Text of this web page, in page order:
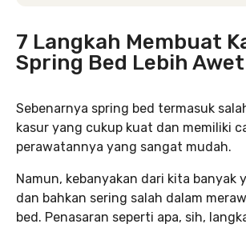
7 Langkah Membuat
Spring Bed Lebih Awet
Sebenarnya spring bed termasuk
kasur yang cukup kuat dan memiliki
perawatannya yang sangat mudah.
Namun, kebanyakan dari kita banyak
dan bahkan sering salah dalam
bed. Penasaran seperti apa, sih,